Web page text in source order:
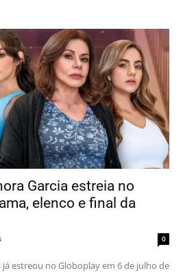
Garcia estreia no
elenco e final da
0
já estreou no Globoplay em 6 de julho de